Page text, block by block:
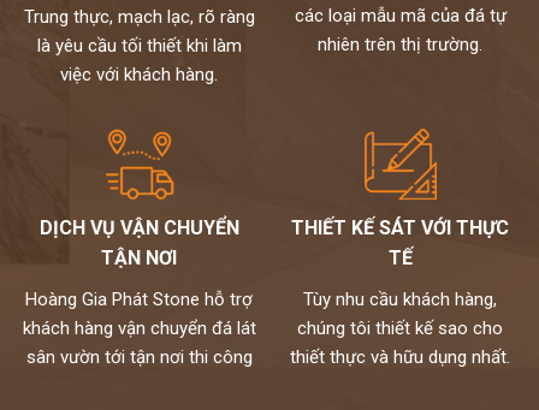
Trung thực, mạch lạc, rõ ràng
là yêu cầu tối thiết khi làm
việc với khách hàng.
các loại mẫu mã của đá tự
nhiên trên thị trường.
DỊCH VỤ VẬN CHUYỂN
TẬN NƠI
Hoàng Gia Phát Stone hỗ trợ
khách hàng vận chuyển đá lát
sân vườn tới tận nơi thi công
THIẾT KẾ SÁT VỚI THỰC
TẾ
Tùy nhu cầu khách hàng,
chúng tôi thiết kế sao cho
thiết thực và hữu dụng nhất.